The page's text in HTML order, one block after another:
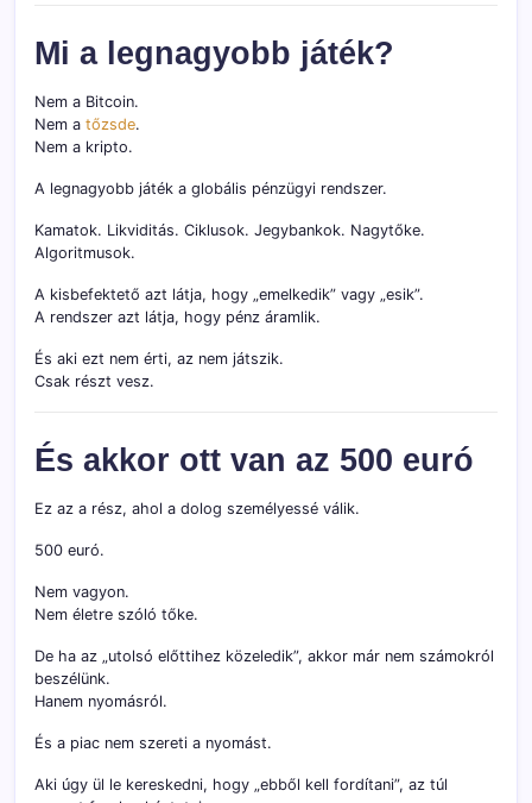
Mi a legnagyobb játék?
Nem a Bitcoin.
Nem a tőzsde.
Nem a kripto.
A legnagyobb játék a globális pénzügyi rendszer.
Kamatok. Likviditás. Ciklusok. Jegybankok. Nagytőke.
Algoritmusok.
A kisbefektető azt látja, hogy „emelkedik” vagy „esik”.
A rendszer azt látja, hogy pénz áramlik.
És aki ezt nem érti, az nem játszik.
Csak részt vesz.
És akkor ott van az 500 euró
Ez az a rész, ahol a dolog személyessé válik.
500 euró.
Nem vagyon.
Nem életre szóló tőke.
De ha az „utolsó előttihez közeledik”, akkor már nem számokról
beszélünk.
Hanem nyomásról.
És a piac nem szereti a nyomást.
Aki úgy ül le kereskedni, hogy „ebből kell fordítani”, az túl